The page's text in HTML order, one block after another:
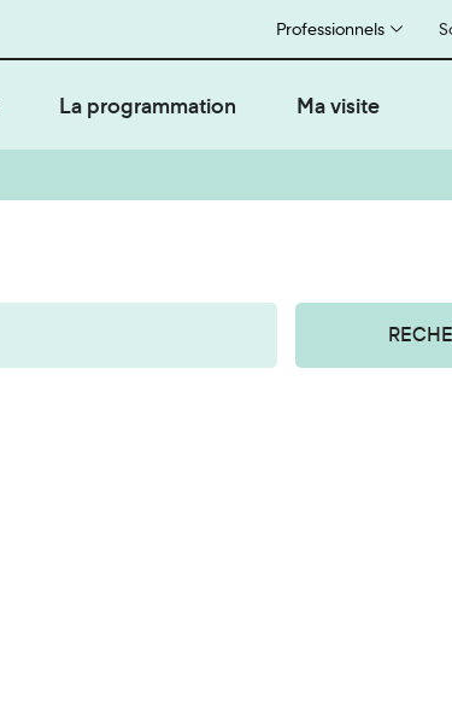
Professionnels
La programmation Ma visite